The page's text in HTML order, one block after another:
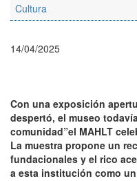
Cultura
14/04/2025
Con una exposición
despertó, el museo
comunidad”el MAHLT
La muestra propone un
fundacionales y el rico
a esta institución como